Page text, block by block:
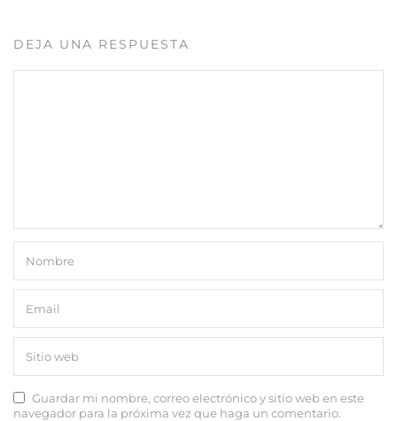
DEJA UNA RESPUESTA
Guardar mi nombre, correo electrónico y sitio web en este
navegador para la próxima vez que haga un comentario.